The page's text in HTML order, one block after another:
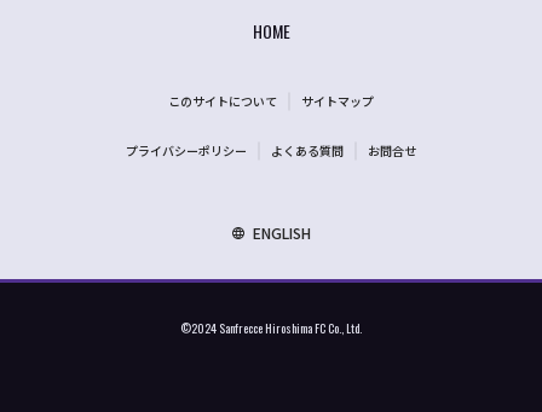
HOME
このサイトについて サイトマップ
プライバシーポリシー よくある質問 お問合せ
ENGLISH
©2024 Sanfrecce Hiroshima FC Co., Ltd.